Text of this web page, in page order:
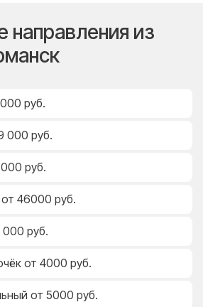
направления из
руб.
000 руб.
руб.
от 46000 руб.
000 руб.
от 4000 руб.
от 5000 руб.